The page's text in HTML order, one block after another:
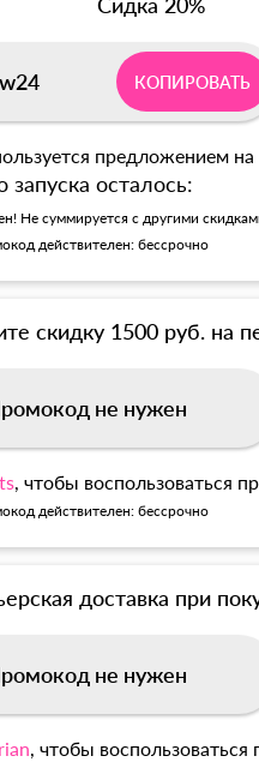
КОПИРОВАТЬ
предложением на
запуска осталось:
Не суммируется с другими
действителен: бессрочно
скидку 1500 руб. на
не нужен
, чтобы воспользоваться
действителен: бессрочно
доставка при
не нужен
, чтобы